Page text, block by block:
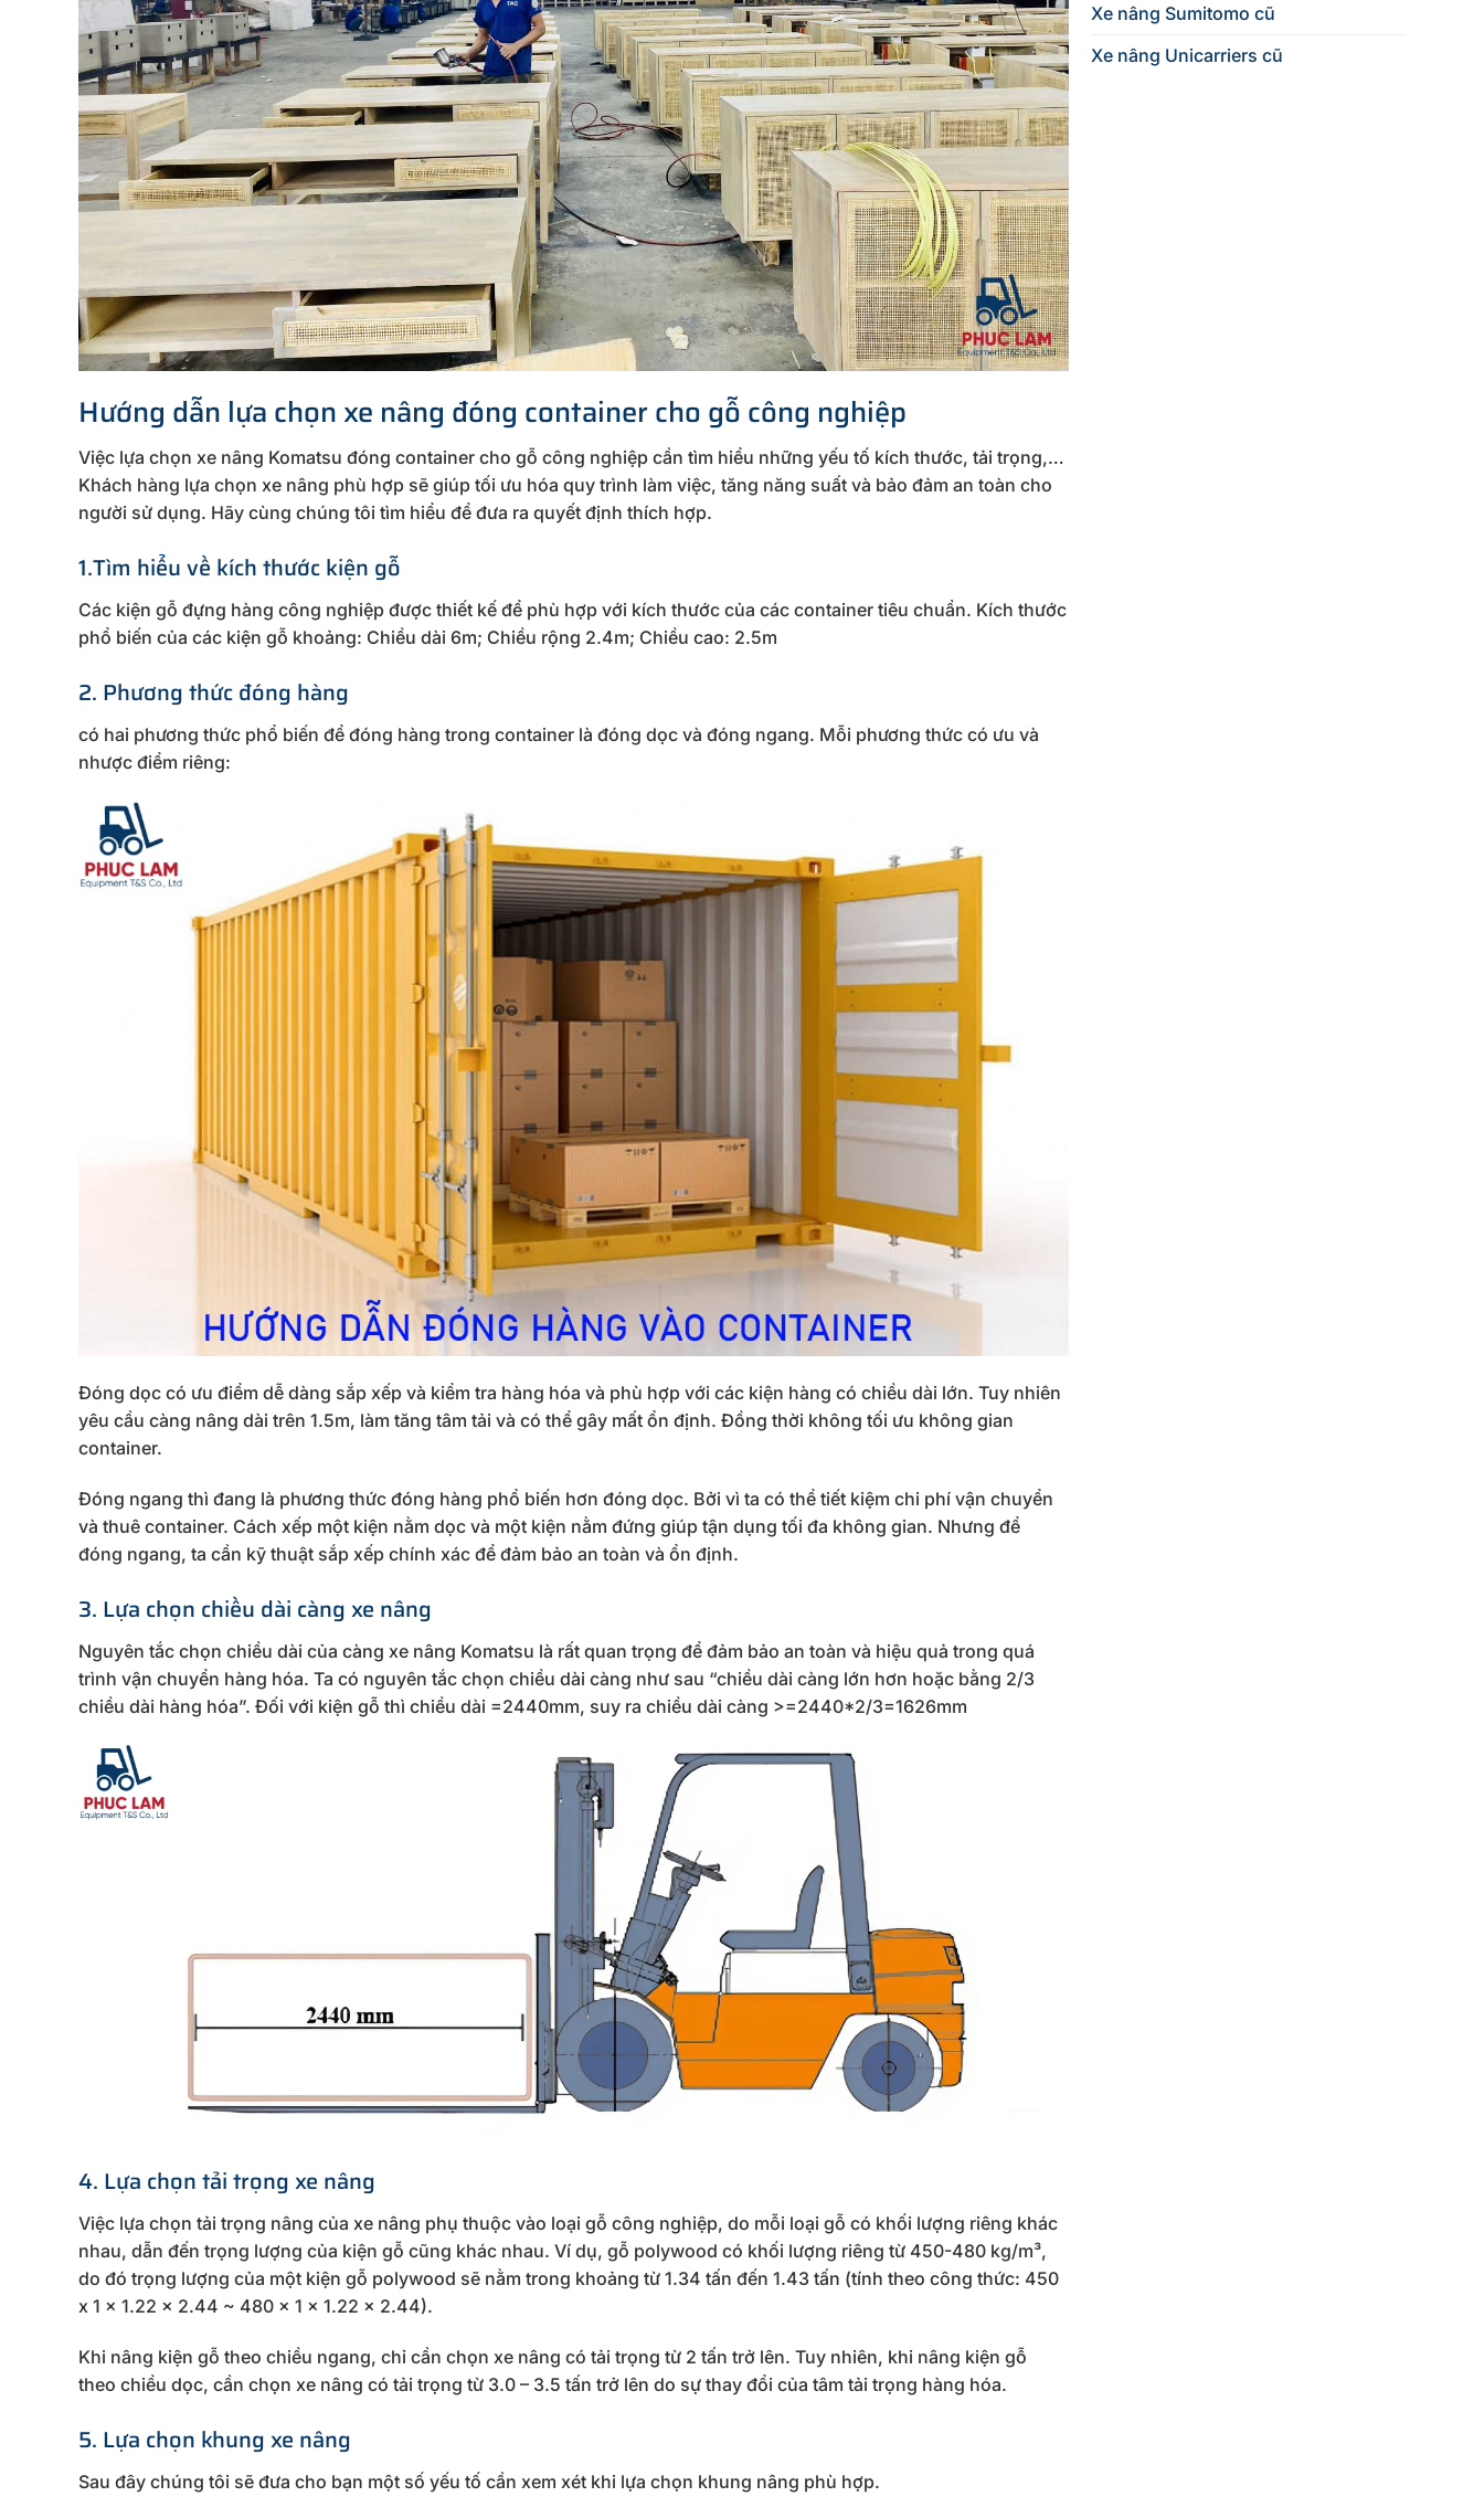
Hướng dẫn lựa chọn xe nâng đóng container cho gỗ công nghiệp
Việc lựa chọn xe nâng Komatsu đóng container cho gỗ công nghiệp cần tìm hiểu những yếu tố kích thước, tải trọng,…
Khách hàng lựa chọn xe nâng phù hợp sẽ giúp tối ưu hóa quy trình làm việc, tăng năng suất và bảo đảm an toàn cho
người sử dụng. Hãy cùng chúng tôi tìm hiểu để đưa ra quyết định thích hợp.
1.Tìm hiểu về kích thước kiện gỗ
Các kiện gỗ đựng hàng công nghiệp được thiết kế để phù hợp với kích thước của các container tiêu chuẩn. Kích thước
phổ biến của các kiện gỗ khoảng: Chiều dài 6m; Chiều rộng 2.4m; Chiều cao: 2.5m
2. Phương thức đóng hàng
có hai phương thức phổ biến để đóng hàng trong container là đóng dọc và đóng ngang. Mỗi phương thức có ưu và
nhược điểm riêng:
Đóng dọc có ưu điểm dễ dàng sắp xếp và kiểm tra hàng hóa và phù hợp với các kiện hàng có chiều dài lớn. Tuy nhiên
yêu cầu càng nâng dài trên 1.5m, làm tăng tâm tải và có thể gây mất ổn định. Đồng thời không tối ưu không gian
container.
Đóng ngang thì đang là phương thức đóng hàng phổ biến hơn đóng dọc. Bởi vì ta có thể tiết kiệm chi phí vận chuyển
và thuê container. Cách xếp một kiện nằm dọc và một kiện nằm đứng giúp tận dụng tối đa không gian. Nhưng để
đóng ngang, ta cần kỹ thuật sắp xếp chính xác để đảm bảo an toàn và ổn định.
3. Lựa chọn chiều dài càng xe nâng
Nguyên tắc chọn chiều dài của càng xe nâng Komatsu là rất quan trọng để đảm bảo an toàn và hiệu quả trong quá
trình vận chuyển hàng hóa. Ta có nguyên tắc chọn chiều dài càng như sau “chiều dài càng lớn hơn hoặc bằng 2/3
chiều dài hàng hóa”. Đối với kiện gỗ thì chiều dài =2440mm, suy ra chiều dài càng >=2440*2/3=1626mm
4. Lựa chọn tải trọng xe nâng
Việc lựa chọn tải trọng nâng của xe nâng phụ thuộc vào loại gỗ công nghiệp, do mỗi loại gỗ có khối lượng riêng khác
nhau, dẫn đến trọng lượng của kiện gỗ cũng khác nhau. Ví dụ, gỗ polywood có khối lượng riêng từ 450-480 kg/m³,
do đó trọng lượng của một kiện gỗ polywood sẽ nằm trong khoảng từ 1.34 tấn đến 1.43 tấn (tính theo công thức: 450
x 1 x 1.22 x 2.44 ~ 480 x 1 x 1.22 x 2.44).
Khi nâng kiện gỗ theo chiều ngang, chỉ cần chọn xe nâng có tải trọng từ 2 tấn trở lên. Tuy nhiên, khi nâng kiện gỗ
theo chiều dọc, cần chọn xe nâng có tải trọng từ 3.0 – 3.5 tấn trở lên do sự thay đổi của tâm tải trọng hàng hóa.
5. Lựa chọn khung xe nâng
Sau đây chúng tôi sẽ đưa cho bạn một số yếu tố cần xem xét khi lựa chọn khung nâng phù hợp.
Xe nâng Sumitomo cũ
Xe nâng Unicarriers cũ